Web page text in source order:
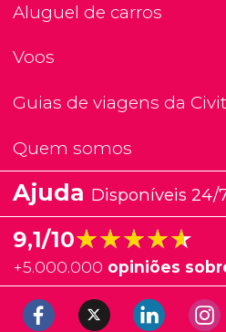
Aluguel de carros
Voos
Guias de viagens da
Quem somos
Ajuda Disponíveis 24/
9,1/10★★★★★
★★★★★
+5.000.000 opiniões